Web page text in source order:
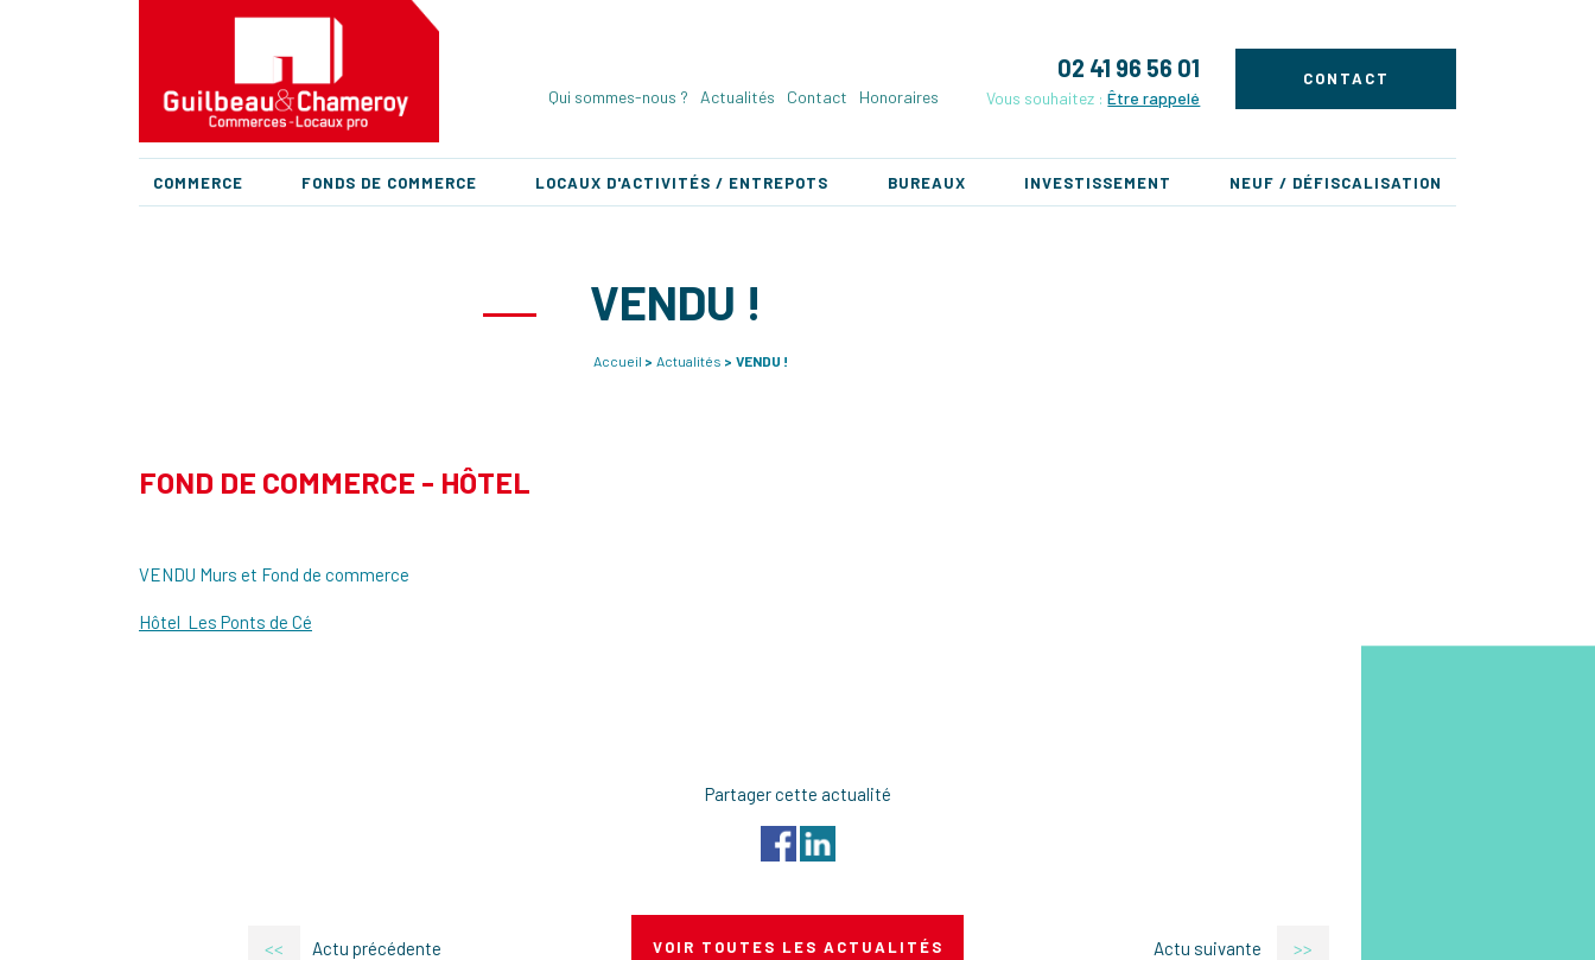
Qui sommes-nous ? Actualités Contact Honoraires
02 41 96 56 01
Vous souhaitez :Être rappelé
CONTACT
COMMERCE FONDS DE COMMERCE LOCAUX D'ACTIVITÉS / ENTREPOTS BUREAUX INVESTISSEMENT NEUF / DÉFISCALISATION
VENDU !
Accueil Actualités VENDU !
FOND DE COMMERCE - HÔTEL
VENDU Murs et Fond de commerce
Hôtel Les Ponts de Cé
Partager cette actualité
<< Actu précédente Actu suivante >>
VOIR TOUTES LES ACTUALITÉS